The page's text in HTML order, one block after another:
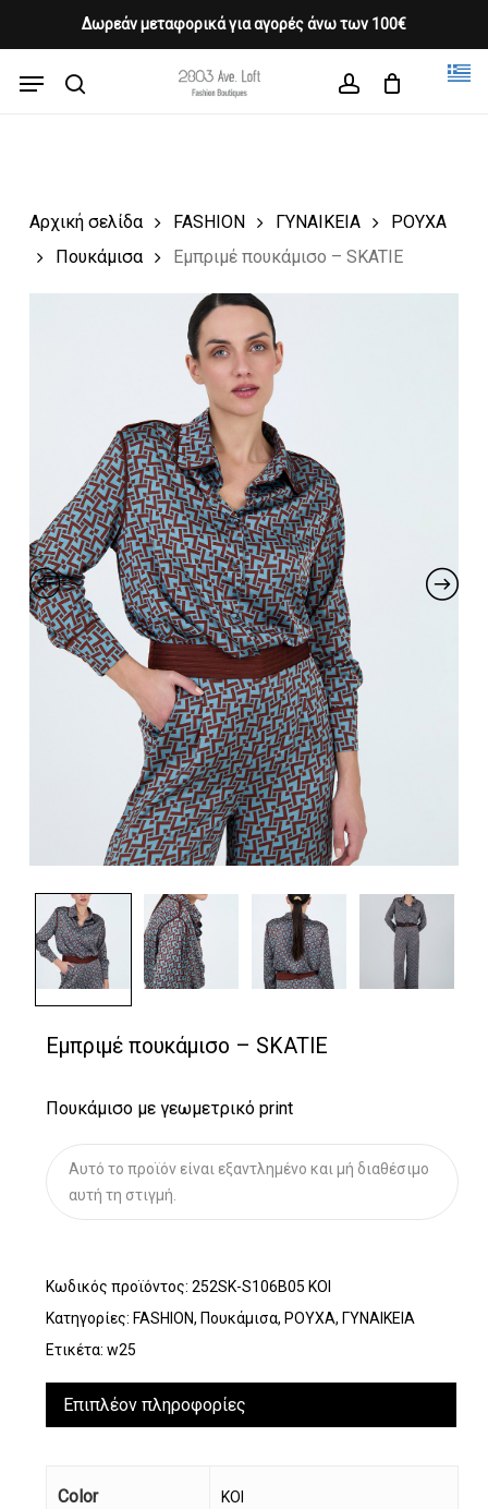
Δωρεάν μεταφορικά για αγορές άνω των 100€
content
Menu
Cart CLOSE
CART
Αρχική σελίδα FASHION ΓΥΝΑΙΚΕΙΑ
ΡΟΥΧΑ
Πουκάμισα
Εμπριμέ πουκάμισο – SKATIE
Εμπριμέ πουκάμισο – SKATIE
Πουκάμισο με γεωμετρικό print
Αυτό το προϊόν είναι εξαντλημένο και μή διαθέσιμο
αυτή τη στιγμή.
Κωδικός προϊόντος: 252SK-S106B05 KOI
Κατηγορίες: FASHION, Πουκάμισα, ΡΟΥΧΑ, ΓΥΝΑΙΚΕΙΑ
Ετικέτα: w25
Επιπλέον πληροφορίες
Color KOI
Close